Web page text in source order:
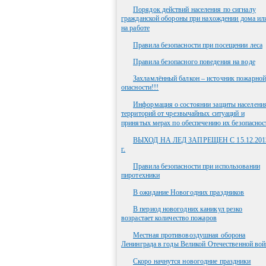
Порядок действий населения по сигналу
гражданской обороны при нахождении дома
на работе
Правила безопасности при посещении леса
Правила безопасного поведения на воде
Захламлённый балкон – источник пожарной
опасности!!!
Информация о состоянии защиты
территорий от чрезвычайных ситуаций и
принятых мерах по обеспечению их
ВЫХОД НА ЛЕД ЗАПРЕЩЕН С
г.
Правила безопасности при использовании
пиротехники
В ожидание Новогодних праздников
В период новогодних каникул резко
возрастает количество пожаров
Местная противовоздушная оборона
Ленинграда в годы Великой Отечественной
Скоро начнутся новогодние праздники